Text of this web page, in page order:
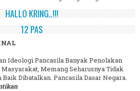
HALLO KRING..!!!
12 PAS
Ideologi Pancasila Banyak Penolakan
Memang Seharusnya Tidak
Baik Dibatalkan. Pancasila Dasar Negara.